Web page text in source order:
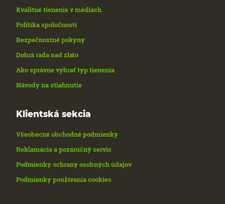
Kvalitné tienenie v médiách
Politika spoločnosti
Bezpečnostné pokyny
Dobrá rada nad zlato
Ako správne vybrať typ tienenia
Návody na stiahnutie
Klientská sekcia
Všeobecné obchodné podmienky
Reklamácia a pozáručný servis
Podmienky ochrany osobných údajov
Podmienky používania cookies